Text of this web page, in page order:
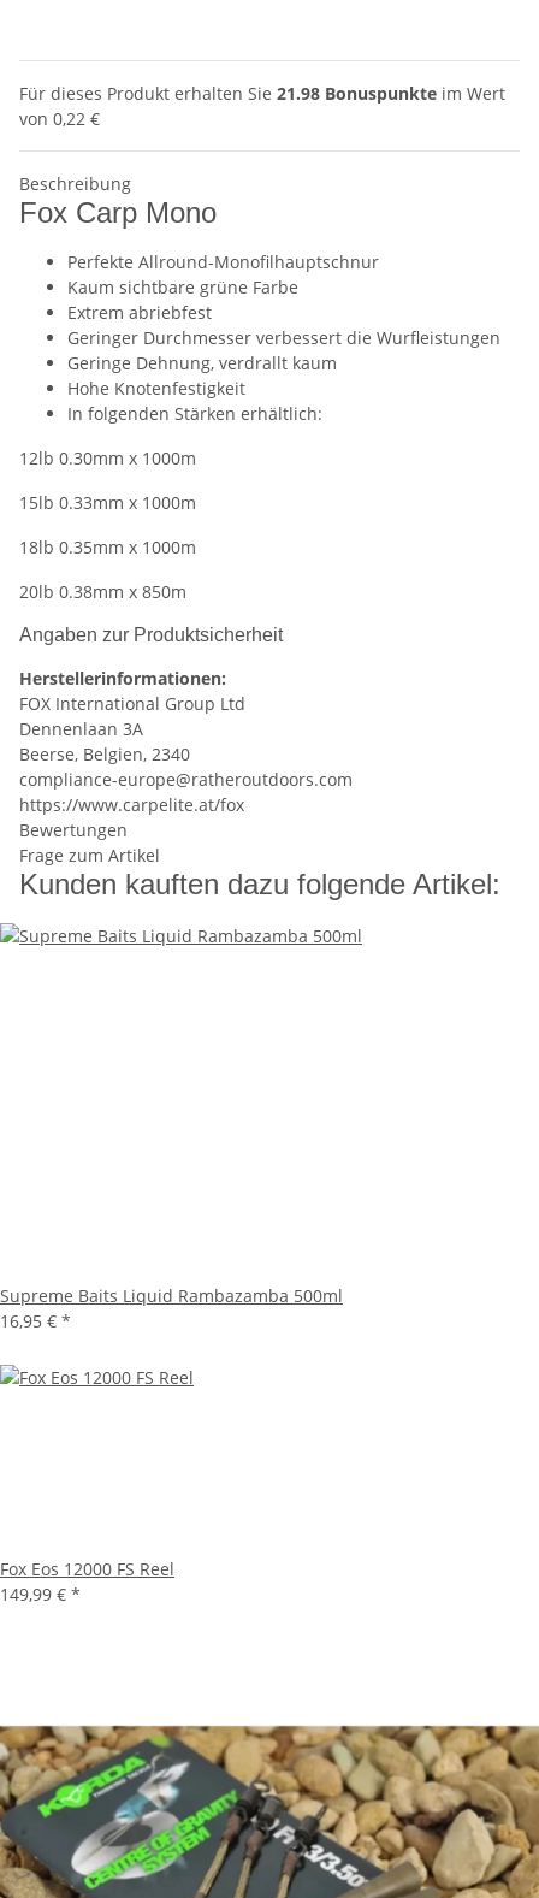
Für dieses Produkt erhalten Sie 21.98 Bonuspunkte im Wert
von 0,22 €
Beschreibung
Fox Carp Mono
Perfekte Allround-Monofilhauptschnur
Kaum sichtbare grüne Farbe
Extrem abriebfest
Geringer Durchmesser verbessert die Wurfleistungen
Geringe Dehnung, verdrallt kaum
Hohe Knotenfestigkeit
In folgenden Stärken erhältlich:
12lb 0.30mm x 1000m
15lb 0.33mm x 1000m
18lb 0.35mm x 1000m
20lb 0.38mm x 850m
Angaben zur Produktsicherheit
Herstellerinformationen:
FOX International Group Ltd
Dennenlaan 3A
Beerse, Belgien, 2340
compliance-europe@ratheroutdoors.com
https://www.carpelite.at/fox
Bewertungen
Frage zum Artikel
Kunden kauften dazu folgende Artikel:
Supreme Baits Liquid Rambazamba 500ml
16,95 € *
Fox Eos 12000 FS Reel
149,99 € *